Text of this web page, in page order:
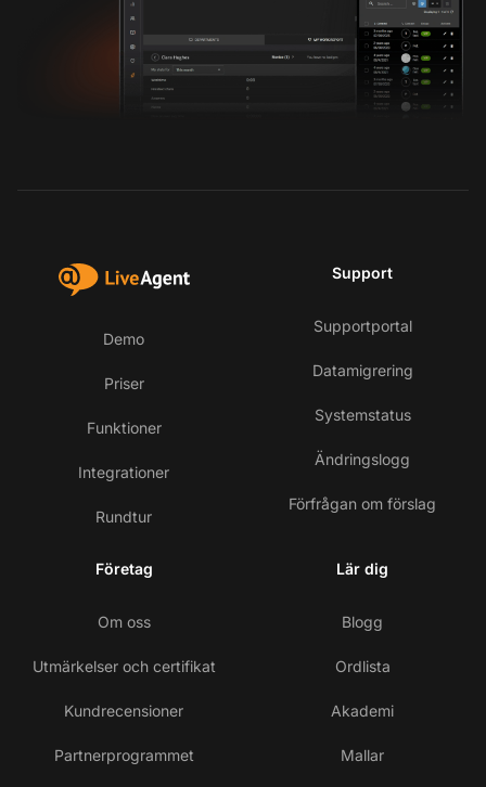
Demo
Priser
Funktioner
Integrationer
Rundtur
Support
Supportportal
Datamigrering
Systemstatus
Ändringslogg
Förfrågan om förslag
Företag
Om oss
Utmärkelser och certifikat
Kundrecensioner
Partnerprogrammet
Lär dig
Blogg
Ordlista
Akademi
Mallar